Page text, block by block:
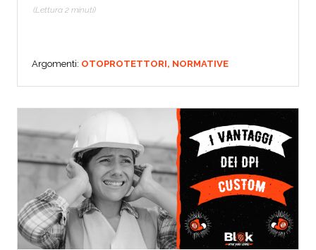
(Lettura 2 minuti)
Argomenti: OTOPROTETTORI, NORMATIVE